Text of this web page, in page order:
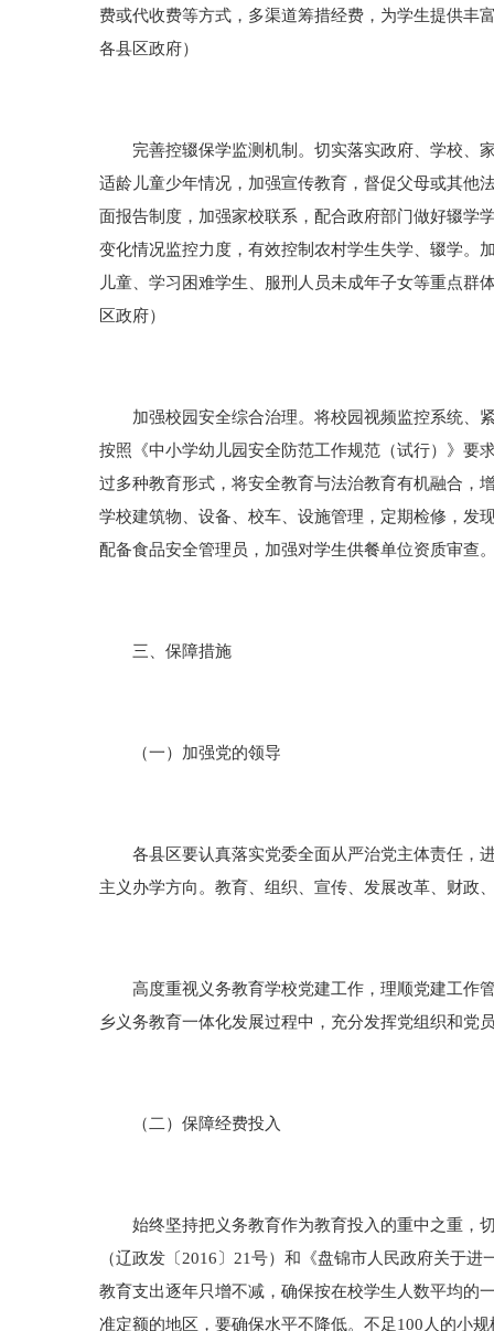
费或代收费等方式，多渠道筹措经费，为学生提供丰
各县区政府）
完善控辍保学监测机制。切实落实政府、学校、家
适龄儿童少年情况，加强宣传教育，督促父母或其他
面报告制度，加强家校联系，配合政府部门做好辍学
变化情况监控力度，有效控制农村学生失学、辍学。
儿童、学习困难学生、服刑人员未成年子女等重点
区政府）
加强校园安全综合治理。将校园视频监控系统、紧
按照《中小学幼儿园安全防范工作规范（试行）》要
过多种教育形式，将安全教育与法治教育有机融合，
学校建筑物、设备、校车、设施管理，定期检修，发
配备食品安全管理员，加强对学生供餐单位资质审查
三、保障措施
（一）加强党的领导
各县区要认真落实党委全面从严治党主体责任，进
主义办学方向。教育、组织、宣传、发展改革、财政
高度重视义务教育学校党建工作，理顺党建工作管
乡义务教育一体化发展过程中，充分发挥党组织和党
（二）保障经费投入
始终坚持把义务教育作为教育投入的重中之重，切
（辽政发〔2016〕21号）和《盘锦市人民政府关于
教育支出逐年只增不减，确保按在校学生人数平均的
准定额的地区，要确保水平不降低。不足100人的小